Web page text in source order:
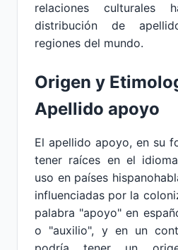
relaciones culturales
distribución de
regiones del mundo.
Origen y
Apellido apoyo
El apellido apoyo, en su
tener raíces en el
uso en países
influenciadas por la
palabra "apoyo" en
o "auxilio", y en un